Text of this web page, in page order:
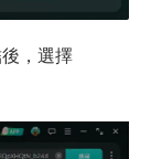
，選擇